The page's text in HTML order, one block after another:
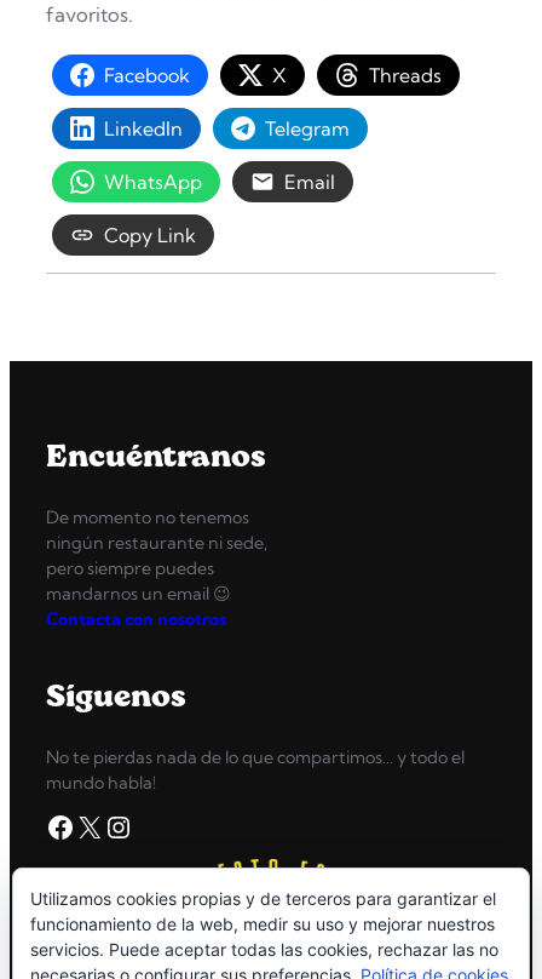
favoritos.
Facebook X Threads
LinkedIn Telegram
WhatsApp Email
Copy Link
Encuéntranos
De momento no tenemos
ningún restaurante ni sede,
pero siempre puedes
mandarnos un email 😉
Contacta con nosotros
Síguenos
No te pierdas nada de lo que compartimos… y todo el
mundo habla!
Facebook X Instagram
Utilizamos cookies propias y de terceros para garantizar el
funcionamiento de la web, medir su uso y mejorar nuestros
servicios. Puede aceptar todas las cookies, rechazar las no
necesarias o configurar sus preferencias. Política de cookies